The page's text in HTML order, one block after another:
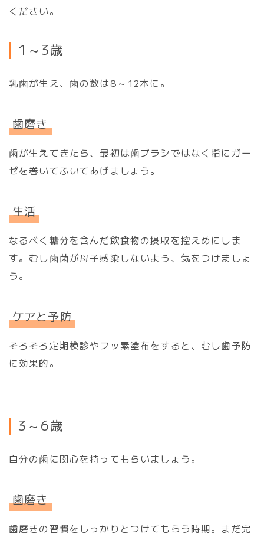
ください。
1～3歳
乳歯が生え、歯の数は8～12本に。
歯磨き
歯が生えてきたら、最初は歯ブラシではなく指にガー
ゼを巻いてふいてあげましょう。
生活
なるべく糖分を含んだ飲食物の摂取を控えめにしま
す。むし歯菌が母子感染しないよう、気をつけましょ
う。
ケアと予防
そろそろ定期検診やフッ素塗布をすると、むし歯予防
に効果的。
3～6歳
自分の歯に関心を持ってもらいましょう。
歯磨き
歯磨きの習慣をしっかりとつけてもらう時期。まだ完